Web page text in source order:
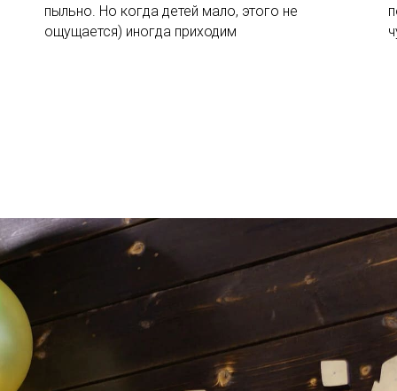
пыльно. Но когда детей мало, этого не
ощущается) иногда приходим